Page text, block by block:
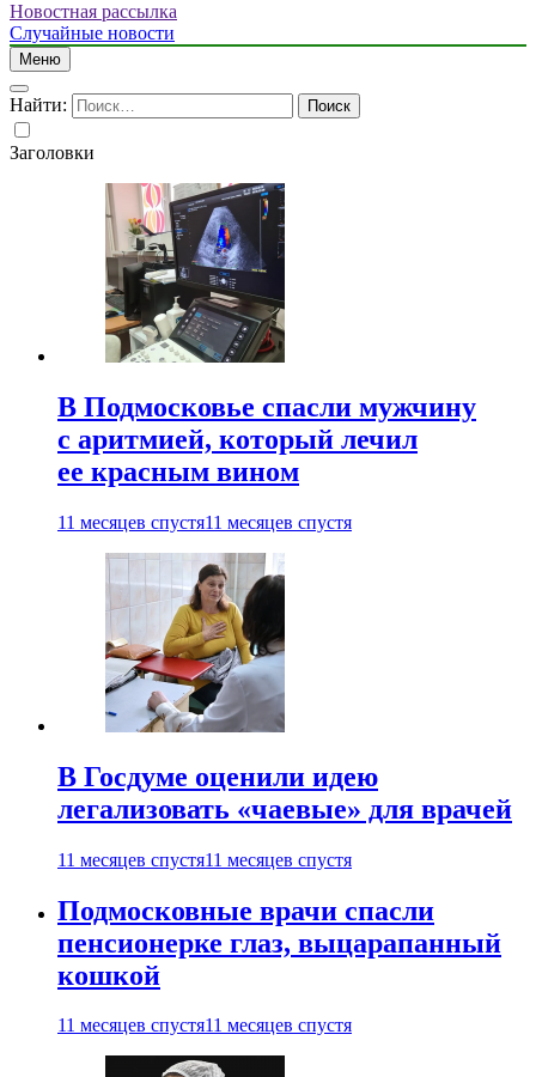
Новостная рассылка
Случайные новости
Меню
Найти:
Заголовки
В Подмосковье спасли мужчину
с аритмией, который лечил
ее красным вином
11 месяцев спустя11 месяцев спустя
В Госдуме оценили идею
легализовать «чаевые» для врачей
11 месяцев спустя11 месяцев спустя
Подмосковные врачи спасли
пенсионерке глаз, выцарапанный
кошкой
11 месяцев спустя11 месяцев спустя